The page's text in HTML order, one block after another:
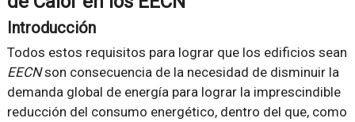
Introducción
Todos estos requisitos para lograr que los edificios sean
EECNson consecuencia de la necesidad de disminuir la
demanda global de energía para lograr la imprescindible
reducción del consumo energético, dentro del que, como